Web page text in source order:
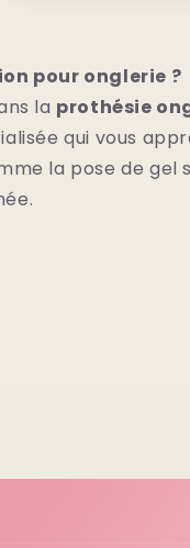
pour onglerie ?
la prothésie
qui vous
la pose de gel